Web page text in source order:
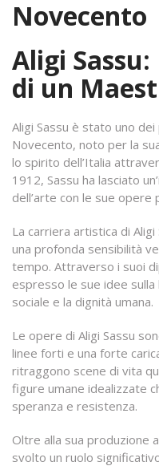
Novecento
Aligi Sassu:
di un
Aligi Sassu è stato uno
Novecento, noto per la
lo spirito dell’Italia
1912, Sassu ha lasciato
dell’arte con le sue
La carriera artistica di
una profonda sensibilità
tempo. Attraverso i suoi
espresso le sue idee
sociale e la dignità umana.
Le opere di Aligi Sassu
linee forti e una forte
ritraggono scene di vita
figure umane idealizzate
speranza e resistenza.
Oltre alla sua produzione
svolto un ruolo